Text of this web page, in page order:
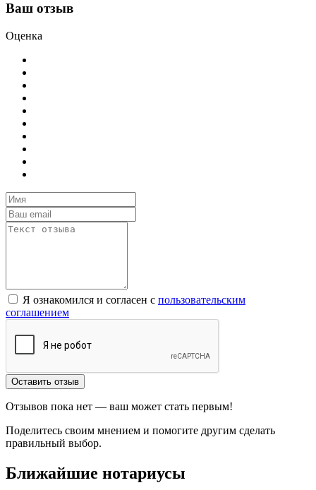
Ваш отзыв
Оценка
Я ознакомился и согласен с пользовательским
соглашением
Оставить отзыв
Отзывов пока нет — ваш может стать первым!
Поделитесь своим мнением и помогите другим сделать
правильный выбор.
Ближайшие нотариусы